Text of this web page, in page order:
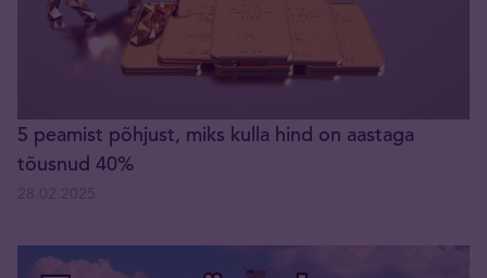
5 peamist põhjust, miks kulla hind on aastaga
tõusnud 40%